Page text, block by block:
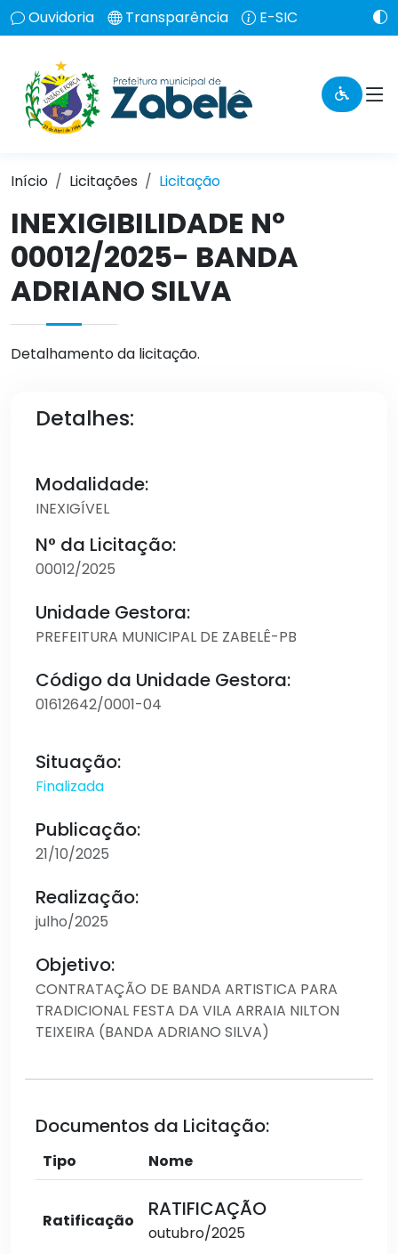
Ouvidoria Transparência E-SIC
Início Licitações Licitação
INEXIGIBILIDADE Nº
00012/2025- BANDA
ADRIANO SILVA
Detalhamento da licitação.
Detalhes:
Modalidade:
INEXIGÍVEL
N° da Licitação:
00012/2025
Unidade Gestora:
PREFEITURA MUNICIPAL DE ZABELÊ-PB
Código da Unidade Gestora:
01612642/0001-04
Situação:
Finalizada
Publicação:
21/10/2025
Realização:
julho/2025
Objetivo:
CONTRATAÇÃO DE BANDA ARTISTICA PARA
TRADICIONAL FESTA DA VILA ARRAIA NILTON
TEIXEIRA (BANDA ADRIANO SILVA)
Documentos da Licitação:
Tipo Nome
Ratificação RATIFICAÇÃO
outubro/2025